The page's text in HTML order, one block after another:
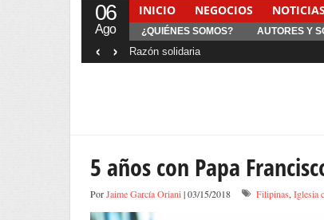
06
Ago
INICIO NEGOCIOS NOTICIAS
¿QUIÉNES SOMOS? AUTORES Y
Interventionism estatal
‹ ›
5 años con Papa
PorJaime García Oriani| 03/15/2018 Filipinas, Iglesia